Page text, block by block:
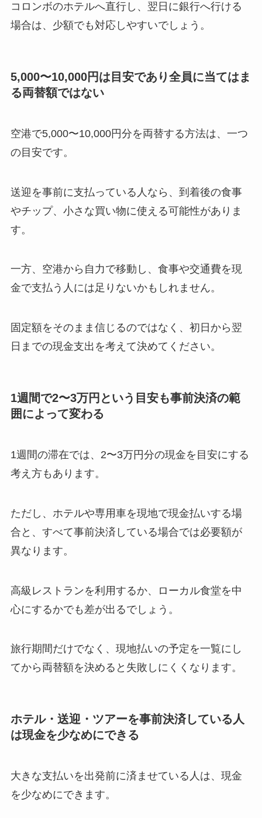
コロンボのホテルへ直行し、翌日に銀行へ行ける
場合は、少額でも対応しやすいでしょう。
5,000〜10,000円は目安であり全員に当てはま
る両替額ではない
空港で5,000〜10,000円分を両替する方法は、一つ
の目安です。
送迎を事前に支払っている人なら、到着後の食事
やチップ、小さな買い物に使える可能性がありま
す。
一方、空港から自力で移動し、食事や交通費を現
金で支払う人には足りないかもしれません。
固定額をそのまま信じるのではなく、初日から翌
日までの現金支出を考えて決めてください。
1週間で2〜3万円という目安も事前決済の範
囲によって変わる
1週間の滞在では、2〜3万円分の現金を目安にする
考え方もあります。
ただし、ホテルや専用車を現地で現金払いする場
合と、すべて事前決済している場合では必要額が
異なります。
高級レストランを利用するか、ローカル食堂を中
心にするかでも差が出るでしょう。
旅行期間だけでなく、現地払いの予定を一覧にし
てから両替額を決めると失敗しにくくなります。
ホテル・送迎・ツアーを事前決済している人
は現金を少なめにできる
大きな支払いを出発前に済ませている人は、現金
を少なめにできます。